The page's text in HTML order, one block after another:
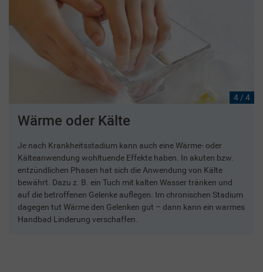
4 / 4
Wärme oder Kälte
Je nach Krankheitsstadium kann auch eine Wärme- oder
Kälteanwendung wohltuende Effekte haben. In akuten bzw.
entzündlichen Phasen hat sich die Anwendung von Kälte
bewährt. Dazu z. B. ein Tuch mit kalten Wasser tränken und
auf die betroffenen Gelenke auflegen. Im chronischen Stadium
dagegen tut Wärme den Gelenken gut – dann kann ein warmes
Handbad Linderung verschaffen.